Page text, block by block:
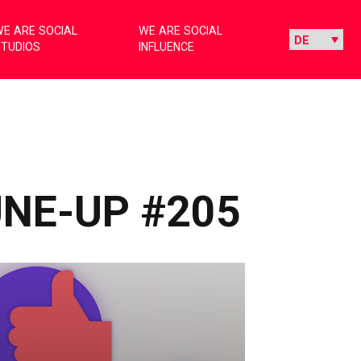
ARE SOCIAL
WE ARE SOCIAL
INFLUENCE
UP #205